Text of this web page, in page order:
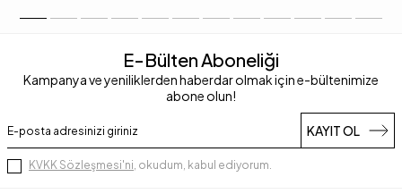
E-Bülten Aboneliği
Kampanya ve yeniliklerden haberdar olmak için e-bültenimize
abone olun!
KAYIT OL
KVKK Sözleşmesi'ni, okudum, kabul ediyorum.